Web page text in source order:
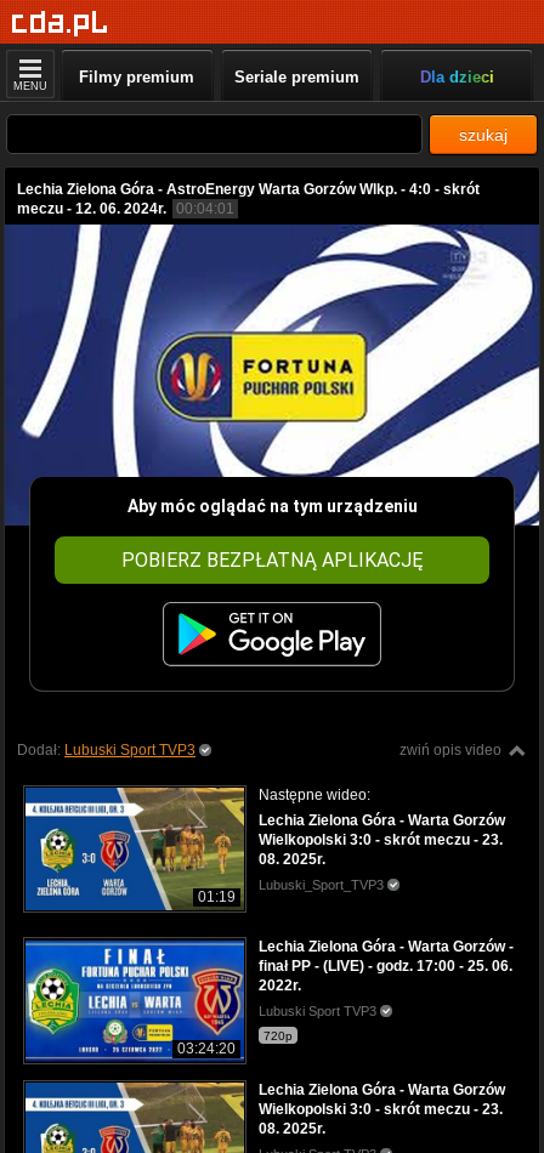
MENU Filmy premium Seriale premium Dla dzieci
szukaj
Lechia Zielona Góra - AstroEnergy Warta Gorzów Wlkp. - 4:0 - skrót
meczu - 12. 06. 2024r. 00:04:01
Aby móc oglądać na tym urządzeniu
POBIERZ BEZPŁATNĄ APLIKACJĘ
zwiń opis video
Dodał: Lubuski Sport TVP3
01:19
Następne wideo:
Lechia Zielona Góra - Warta Gorzów
Wielkopolski 3:0 - skrót meczu - 23.
08. 2025r.
Lubuski_Sport_TVP3
03:24:20
Lechia Zielona Góra - Warta Gorzów -
finał PP - (LIVE) - godz. 17:00 - 25. 06.
2022r.
Lubuski Sport TVP3
720p
Lechia Zielona Góra - Warta Gorzów
Wielkopolski 3:0 - skrót meczu - 23.
08. 2025r.